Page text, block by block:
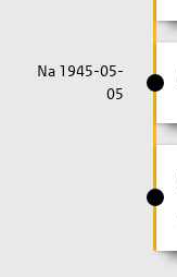
Na 1945-05-
05